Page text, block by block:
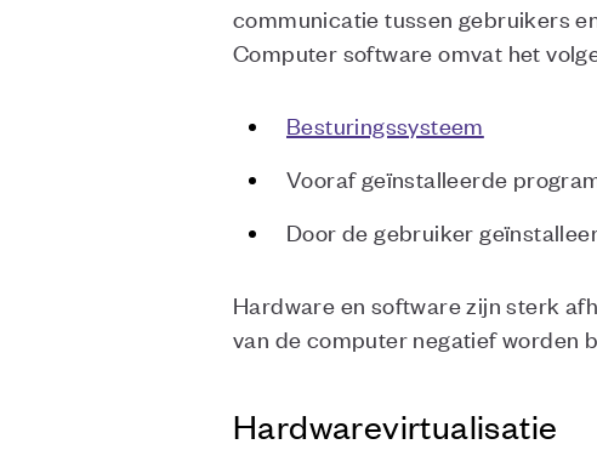
communicatie tussen gebruikers
Computer software omvat het
Besturingssysteem
Vooraf geïnstalleerde
Door de gebruiker
Hardware en software zijn sterk
van de computer negatief worden
Hardwarevirtualisatie